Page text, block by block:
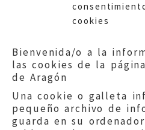
cookies
Bienvenida/o a la
las cookies de la
de Aragón
Una cookie o galleta
pequeño archivo de
guarda en su